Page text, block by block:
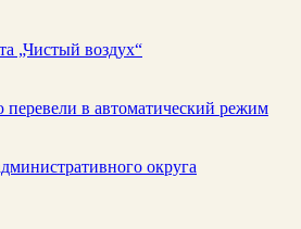
„Чистый воздух“
в автоматический режим
округа